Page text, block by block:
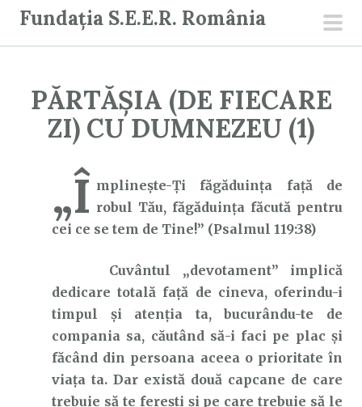
Fundația S.E.E.R. România
PĂRTĂȘIA (DE FIECARE
ZI) CU DUMNEZEU (1)
„Î mplineşte-Ţi făgăduinţa faţă de
robul Tău, făgăduinţa făcută pentru
cei ce se tem de Tine!” (Psalmul 119:38)
Cuvântul „devotament” implică
dedicare totală față de cineva, oferindu-i
timpul și atenția ta, bucurându-te de
compania sa, căutând să-i faci pe plac și
făcând din persoana aceea o prioritate în
viața ta. Dar există două capcane de care
trebuie să te ferești și pe care trebuie să le